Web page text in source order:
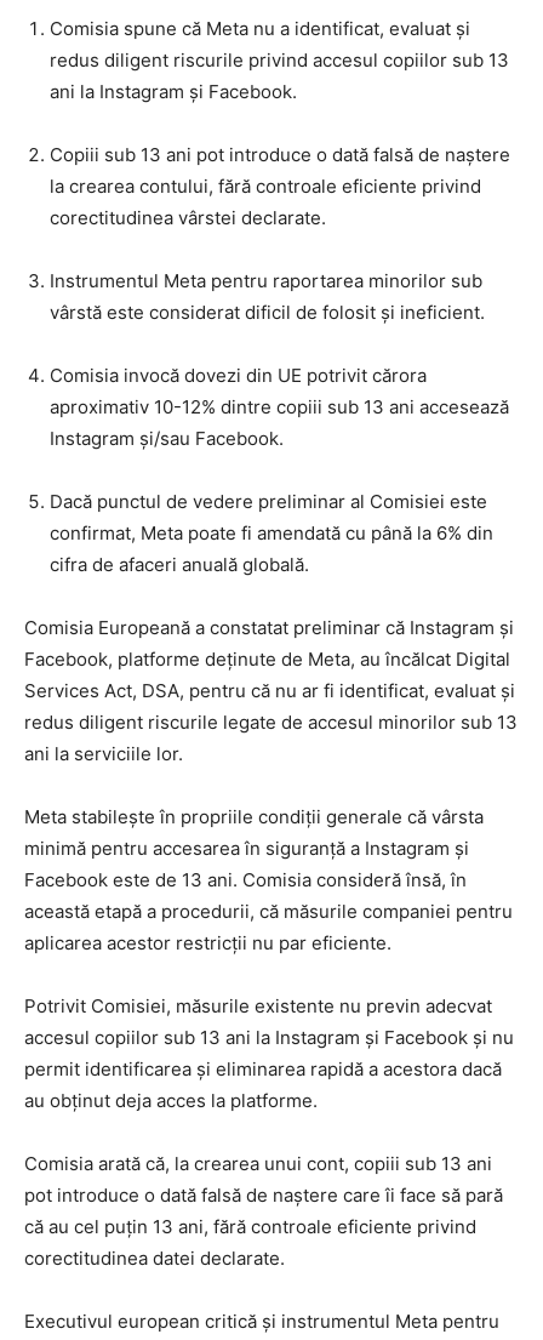
Comisia spune că Meta nu a identificat, evaluat și
redus diligent riscurile privind accesul copiilor sub 13
ani la Instagram și Facebook.
Copiii sub 13 ani pot introduce o dată falsă de naștere
la crearea contului, fără controale eficiente privind
corectitudinea vârstei declarate.
Instrumentul Meta pentru raportarea minorilor sub
vârstă este considerat dificil de folosit și ineficient.
Comisia invocă dovezi din UE potrivit cărora
aproximativ 10-12% dintre copiii sub 13 ani accesează
Instagram și/sau Facebook.
Dacă punctul de vedere preliminar al Comisiei este
confirmat, Meta poate fi amendată cu până la 6% din
cifra de afaceri anuală globală.
Comisia Europeană a constatat preliminar că Instagram și
Facebook, platforme deținute de Meta, au încălcat Digital
Services Act, DSA, pentru că nu ar fi identificat, evaluat și
redus diligent riscurile legate de accesul minorilor sub 13
ani la serviciile lor.
Meta stabilește în propriile condiții generale că vârsta
minimă pentru accesarea în siguranță a Instagram și
Facebook este de 13 ani. Comisia consideră însă, în
această etapă a procedurii, că măsurile companiei pentru
aplicarea acestor restricții nu par eficiente.
Potrivit Comisiei, măsurile existente nu previn adecvat
accesul copiilor sub 13 ani la Instagram și Facebook și nu
permit identificarea și eliminarea rapidă a acestora dacă
au obținut deja acces la platforme.
Comisia arată că, la crearea unui cont, copiii sub 13 ani
pot introduce o dată falsă de naștere care îi face să pară
că au cel puțin 13 ani, fără controale eficiente privind
corectitudinea datei declarate.
Executivul european critică și instrumentul Meta pentru